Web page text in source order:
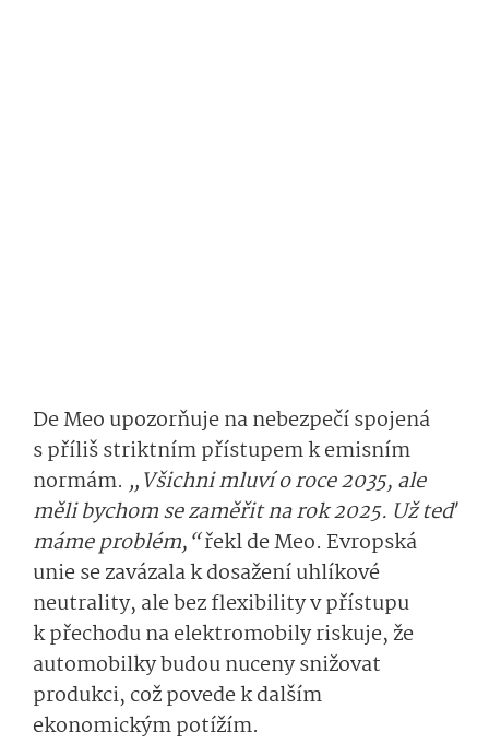
De Meo upozorňuje na nebezpečí spojená
s příliš striktním přístupem k emisním
normám. „Všichni mluví o roce 2035, ale
měli bychom se zaměřit na rok 2025. Už teď
máme problém,“řekl de Meo. Evropská
unie se zavázala k dosažení uhlíkové
neutrality, ale bez flexibility v přístupu
k přechodu na elektromobily riskuje, že
automobilky budou nuceny snižovat
produkci, což povede k dalším
ekonomickým potížím.